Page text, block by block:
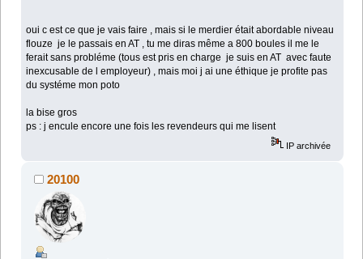
oui c est ce que je vais faire , mais si le merdier était abordable niveau
flouze je le passais en AT , tu me diras même a 800 boules il me le
ferait sans probléme (tous est pris en charge je suis en AT avec faute
inexcusable de l employeur) , mais moi j ai une éthique je profite pas
du systéme mon poto
la bise gros
ps : j encule encore une fois les revendeurs qui me lisent
IP archivée
20100